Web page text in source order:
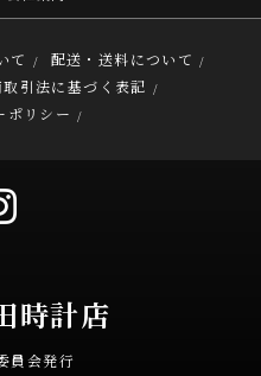
て / 配送・送料について /
引法に基づく表記 /
ポリシー /
時計店
員会発行